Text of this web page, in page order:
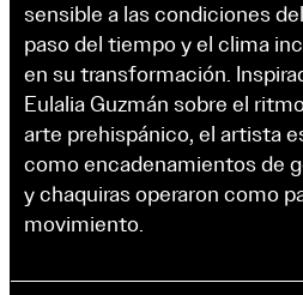
sensible a las condiciones
paso del tiempo y el clima
en su transformación.
Eulalia Guzmán sobre el
arte prehispánico, el artista
como encadenamientos de
y chaquiras operaron como
movimiento.